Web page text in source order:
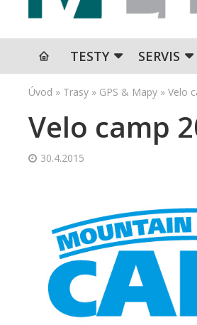
TESTY SERVIS
Úvod » Trasy » GPS & Mapy » Velo
Velo camp
30.4.2015